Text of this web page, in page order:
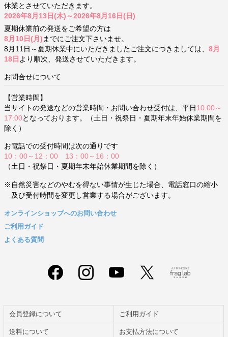
休業とさせていただきます。
2026年8月13日(木)～2026年8月16日(日)
夏期休業前の発送をご希望の方は
8月10日(月) までにご注文下さいませ。
8月11日～夏期休業中にいただきましたご注文につきましては、 8月
18日 より順次、発送させていただきます。
お問合せについて
【営業時間】
当サイトの発送などの営業時間・お問い合わせ受付は、平日 10:00～
17:00となっております。（土日・祝祭日・夏期年末年始休業期間を
除く）
お電話での受付時間は次の通りです
10：00～12：00 13：00～16：00
（土日・祝祭日・夏期年末年始休業期間を除く）
※自然災害などのやむを得ない事情が生じた場合、電話窓口の縮小
及び受付時間を変更し営業する場合がございます。
オンラインショップへのお問い合わせ
ご利用ガイド
よくある質問
会員登録について ご利用ガイド
送料について お支払方法について